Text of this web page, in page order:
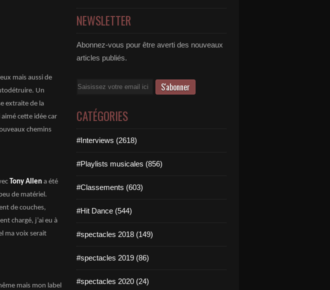
mais aussi de
Un
extraite de la
aimé cette idée car
chemins
Tony Allen a été
de matériel.
de couches,
chargé, j’ai eu à
ma voix serait
mais mon label
NEWSLETTER
Abonnez-vous pour être averti des nouveaux
articles publiés.
Email
CATÉGORIES
#Interviews (2618)
#Playlists musicales (856)
#Classements (603)
#Hit Dance (544)
#spectacles 2018 (149)
#spectacles 2019 (86)
#spectacles 2020 (24)